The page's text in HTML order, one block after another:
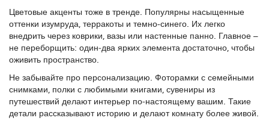
Цветовые акценты тоже в тренде. Популярны насыщенные
оттенки изумруда, терракоты и темно-синего. Их легко
внедрить через коврики, вазы или настенные панно. Главное –
не переборщить: один‑два ярких элемента достаточно, чтобы
оживить пространство.
Не забывайте про персонализацию. Фоторамки с семейными
снимками, полки с любимыми книгами, сувениры из
путешествий делают интерьер по‑настоящему вашим. Такие
детали рассказывают историю и делают комнату более живой.